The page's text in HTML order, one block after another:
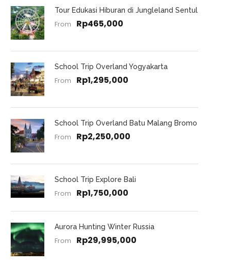
Tour Edukasi Hiburan di Jungleland Sentul
From Rp465,000
School Trip Overland Yogyakarta
From Rp1,295,000
School Trip Overland Batu Malang Bromo
From Rp2,250,000
School Trip Explore Bali
From Rp1,750,000
Aurora Hunting Winter Russia
From Rp29,995,000